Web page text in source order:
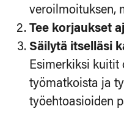
veroilmoituksen,
Tee korjaukset
Säilytä itselläsi
Esimerkiksi kuitit
työmatkoista ja
työehtoasioiden